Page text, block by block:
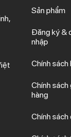
Sản phẩm
Đăng ký &
nhập
Chính sách
Chính sách
hàng
Chính sách